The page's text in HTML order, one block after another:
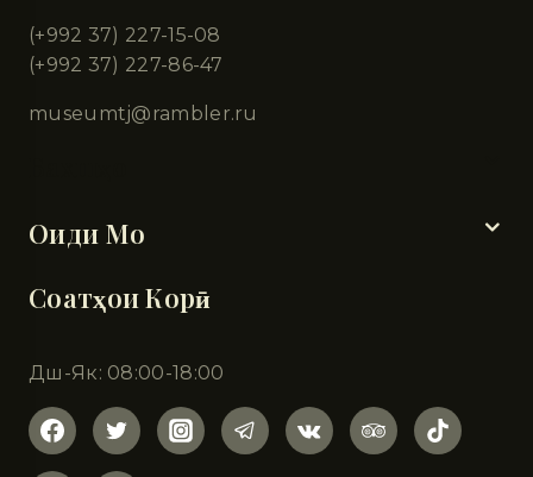
(+992 37) 227-15-08
(+992 37) 227-86-47
museumtj@rambler.ru
Оиди Мо
Соатҳои Корӣ
Дш-Як: 08:00-18:00